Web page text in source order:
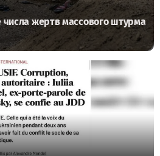
жертв массового штурма